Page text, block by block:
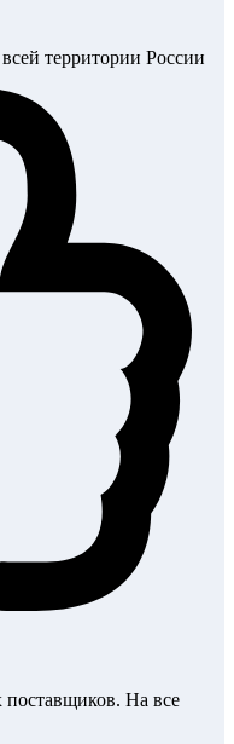
территории России
На все